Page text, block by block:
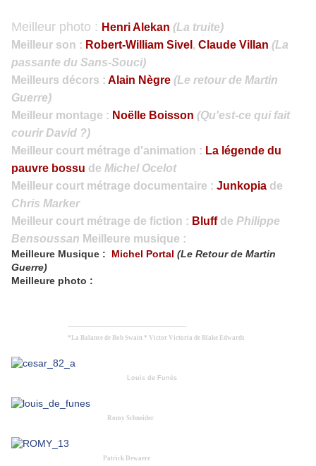
Meilleur photo : Henri Alekan (La truite)
Meilleur son : Robert-William Sivel , Claude Villan (La
passante du Sans-Souci)
Meilleurs décors : Alain Nègre (Le retour de Martin
Guerre)
Meilleur montage : Noëlle Boisson (Qu'est-ce qui fait
courir David ?)
Meilleur court métrage d'animation : La légende du
pauvre bossu de Michel Ocelot
Meilleur court métrage documentaire : Junkopia de
Chris Marker
Meilleur court métrage de fiction : Bluff de Philippe
Bensoussan Meilleure musique :
Meilleure Musique : Michel Portal (Le Retour de Martin
Guerre)
Meilleure photo :
*La Balance de Bob Swain * Victor Victoria de Blake Edwards
Louis de Funès
Romy Schneider
Patrick Dewaere